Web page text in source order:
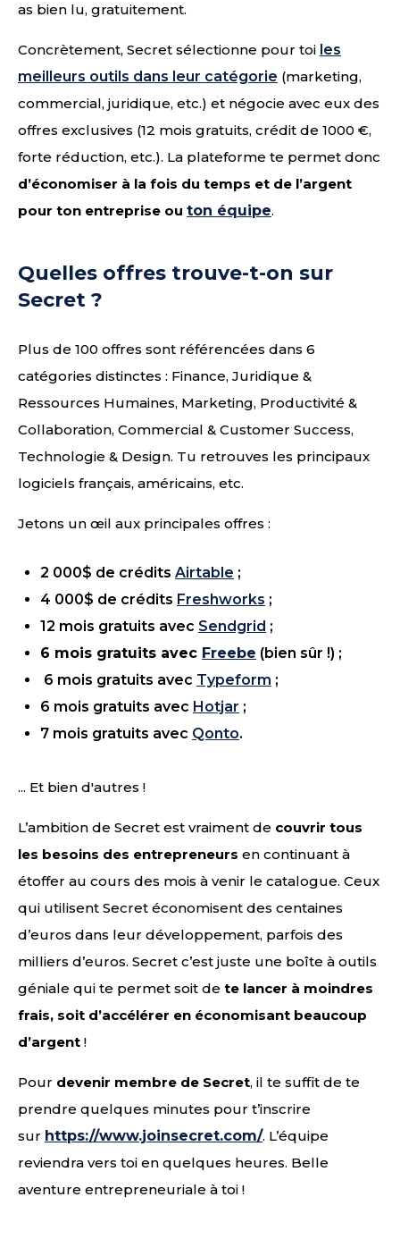
as bien lu, gratuitement.
Concrètement, Secret sélectionne pour toi les
meilleurs outils dans leur catégorie (marketing,
commercial, juridique, etc.) et négocie avec eux des
offres exclusives (12 mois gratuits, crédit de 1000 €,
forte réduction, etc.). La plateforme te permet donc
d’économiser à la fois du temps et de l’argent
pour ton entreprise ou ton équipe.
Quelles offres trouve-t-on sur
Secret ?
Plus de 100 offres sont référencées dans 6
catégories distinctes : Finance, Juridique &
Ressources Humaines, Marketing, Productivité &
Collaboration, Commercial & Customer Success,
Technologie & Design. Tu retrouves les principaux
logiciels français, américains, etc.
Jetons un œil aux principales offres :
2 000$ de crédits Airtable ;
4 000$ de crédits Freshworks ;
12 mois gratuits avec Sendgrid ;
6 mois gratuits avec Freebe (bien sûr !) ;
6 mois gratuits avec Typeform ;
6 mois gratuits avec Hotjar ;
7 mois gratuits avec Qonto.
... Et bien d'autres !
L’ambition de Secret est vraiment de couvrir tous
les besoins des entrepreneurs en continuant à
étoffer au cours des mois à venir le catalogue. Ceux
qui utilisent Secret économisent des centaines
d’euros dans leur développement, parfois des
milliers d’euros. Secret c’est juste une boîte à outils
géniale qui te permet soit de te lancer à moindres
frais, soit d’accélérer en économisant beaucoup
d’argent !
Pour devenir membre de Secret, il te suffit de te
prendre quelques minutes pour t’inscrire
sur https://www.joinsecret.com/. L’équipe
reviendra vers toi en quelques heures. Belle
aventure entrepreneuriale à toi !